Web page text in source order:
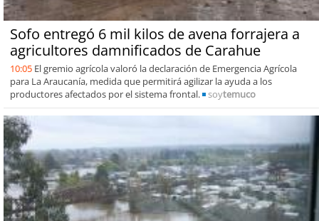
Sofo entregó 6 mil kilos de avena forrajera a
agricultores damnificados de Carahue
10:05 El gremio agrícola valoró la declaración de Emergencia Agrícola
para La Araucanía, medida que permitirá agilizar la ayuda a los
productores afectados por el sistema frontal.
soytemuco